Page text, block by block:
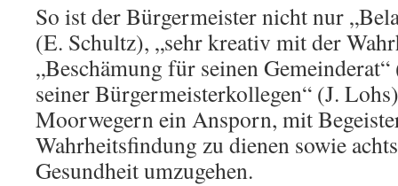
So ist der Bürgermeister nicht nur
(E. Schultz), „sehr kreativ mit der
„Beschämung für seinen
seiner Bürgermeisterkollegen“ (J.
Moorwegern ein Ansporn, mit
Wahrheitsfindung zu dienen sowie
Gesundheit umzugehen.